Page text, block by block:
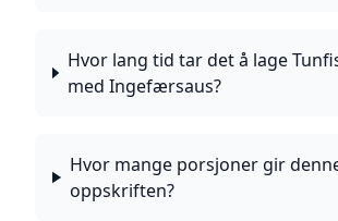
Hvor lang tid tar det å lage
med Ingefærsaus?
Hvor mange porsjoner gir
oppskriften?